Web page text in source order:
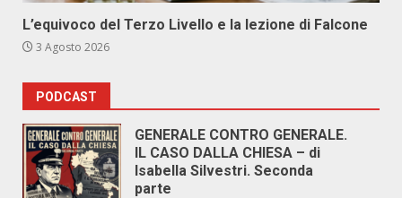
L’equivoco del Terzo Livello e la lezione di Falcone
3 Agosto 2026
PODCAST
GENERALE CONTRO GENERALE.
IL CASO DALLA CHIESA – di
Isabella Silvestri. Seconda
parte